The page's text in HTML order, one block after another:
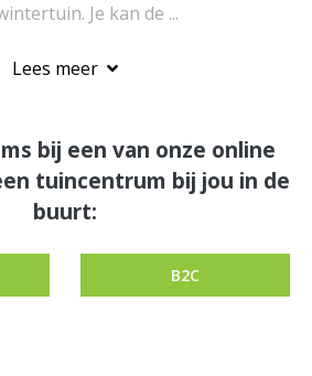
Je kan de ...
Lees meer
bij een van onze online
tuincentrum bij jou in de
buurt:
B2C